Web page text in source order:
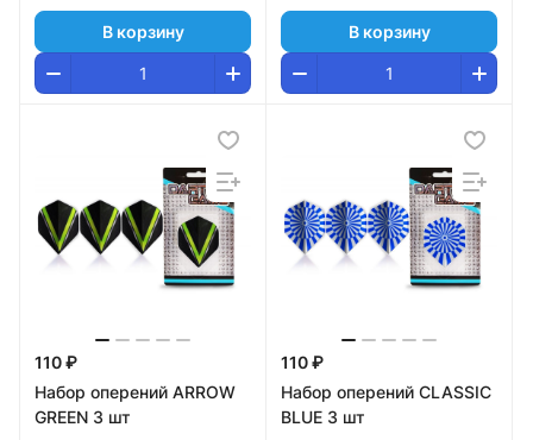
В корзину В корзину
110 ₽
Набор оперений ARROW
GREEN 3 шт
110 ₽
Набор оперений CLASSIC
BLUE 3 шт